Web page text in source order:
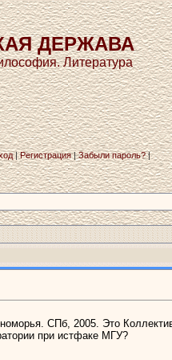
ДЕРЖАВА
Литература
|Регистрация|Забыли пароль?|
СПб, 2005. Это
при истфаке МГУ?